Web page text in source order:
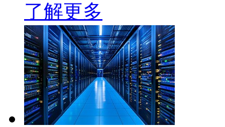
了解更多